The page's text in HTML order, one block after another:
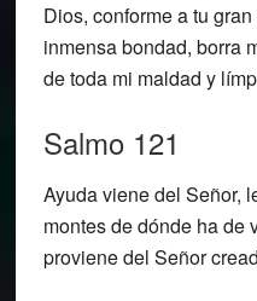
Dios, conforme a tu
inmensa bondad, borra
de toda mi maldad y
Salmo 121
Ayuda viene del Señor,
montes de dónde ha de
proviene del Señor